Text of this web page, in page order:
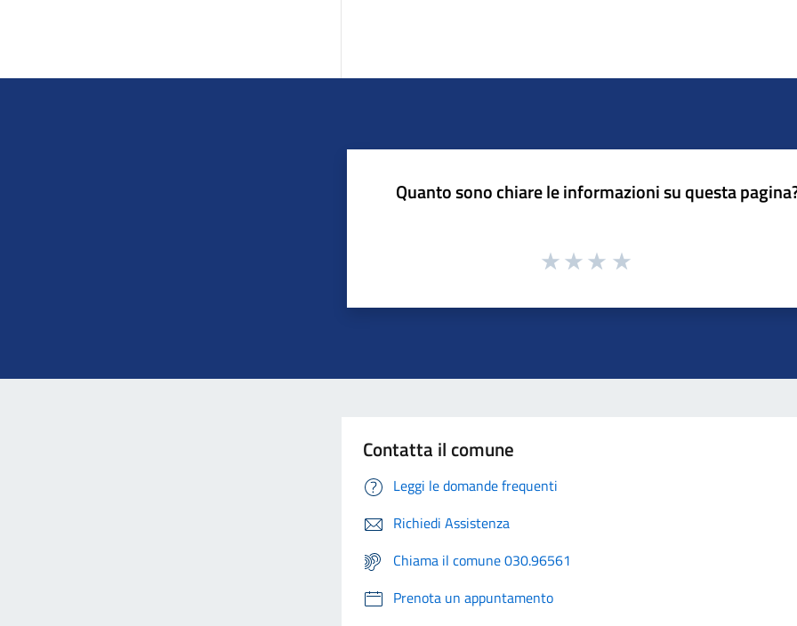
Quanto sono chiare le informazioni su questa
Contatta il comune
Leggi le domande frequenti
Richiedi Assistenza
Chiama il comune 030.96561
Prenota un appuntamento